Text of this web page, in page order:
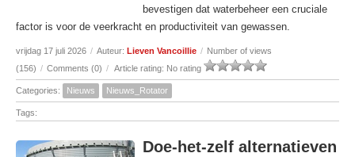
bevestigen dat waterbeheer een cruciale
factor is voor de veerkracht en productiviteit van gewassen.
vrijdag 17 juli 2026 / Auteur: Lieven Vancoillie / Number of views
(156) / Comments (0) / Article rating: No rating
Categories: Nieuws Nieuws_Rotator
Tags:
Doe-het-zelf alternatieven